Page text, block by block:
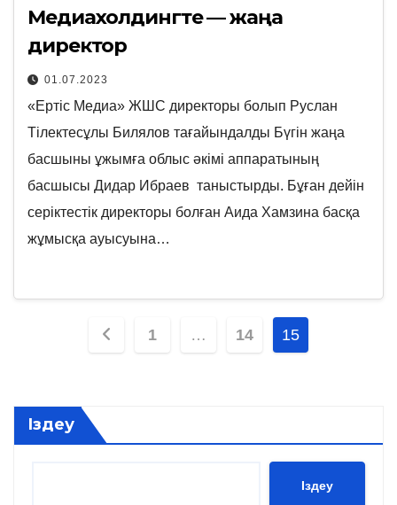
Медиахолдингте — жаңа
директор
01.07.2023
«Ертіс Медиа» ЖШС директоры болып Руслан
Тілектесұлы Билялов тағайындалды Бүгін жаңа
басшыны ұжымға облыс әкімі аппаратының
басшысы Дидар Ибраев таныстырды. Бұған дейін
серіктестік директоры болған Аида Хамзина басқа
жұмысқа ауысуына…
Posts
1 … 14 15
Іздеу
Іздеу